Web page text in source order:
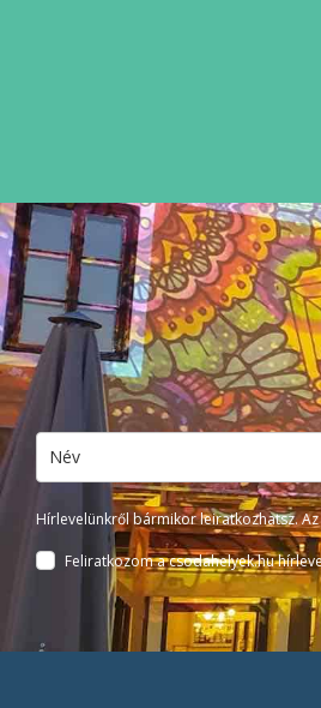
Hírlevelünkről bármikor leiratkozhatsz.
Feliratkozom a csodahelyek.hu